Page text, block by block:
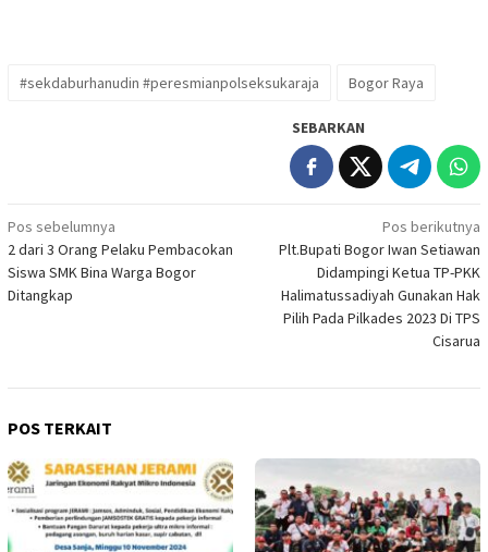
#sekdaburhanudin #peresmianpolseksukaraja Bogor Raya
SEBARKAN
Navigasi
pos
Pos sebelumnya
2 dari 3 Orang Pelaku Pembacokan
Siswa SMK Bina Warga Bogor
Ditangkap
Pos berikutnya
Plt.Bupati Bogor Iwan Setiawan
Didampingi Ketua TP-PKK
Halimatussadiyah Gunakan Hak
Pilih Pada Pilkades 2023 Di TPS
Cisarua
POS TERKAIT